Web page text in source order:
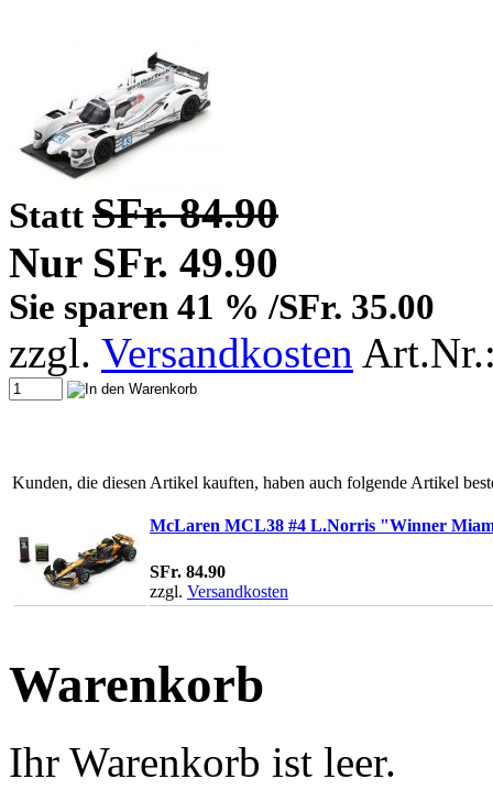
Statt SFr. 84.90
Nur SFr. 49.90
Sie sparen 41 % /SFr. 35.00
zzgl. Versandkosten
Kunden, die diesen Artikel kauften, haben auch folgende Artikel
McLaren MCL38 #4 L.Norris "Winner
SFr. 84.90
zzgl. Versandkosten
Warenkorb
Ihr Warenkorb ist leer.